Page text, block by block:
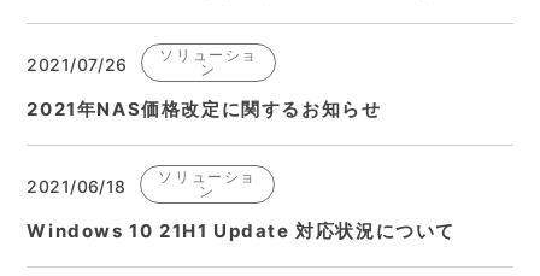
2021/07/26
ソリューショ
ン
2021年NAS価格改定に関するお知らせ
2021/06/18
ソリューショ
ン
Windows 10 21H1 Update 対応状況について